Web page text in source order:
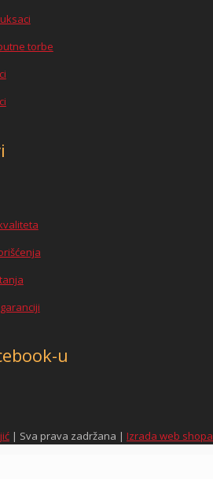
torbe
u
| Sva prava zadržana | Izrada web shopa